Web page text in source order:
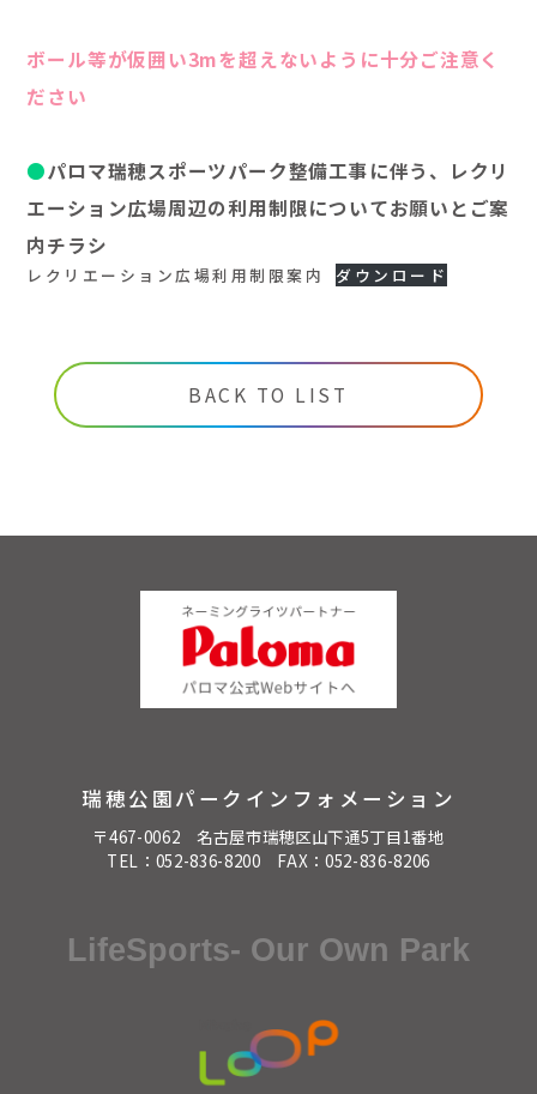
ボール等が仮囲い3mを超えないように十分ご注意く
ださい
●パロマ瑞穂スポーツパーク整備工事に伴う、レクリ
エーション広場周辺の利用制限についてお願いとご案
内チラシ
レクリエーション広場利用制限案内 ダウンロード
BACK TO LIST
瑞穂公園パークインフォメーション
〒467-0062 名古屋市瑞穂区山下通5丁目1番地
TEL： 052-836-8200 FAX：052-836-8206
LifeSports- Our Own Park